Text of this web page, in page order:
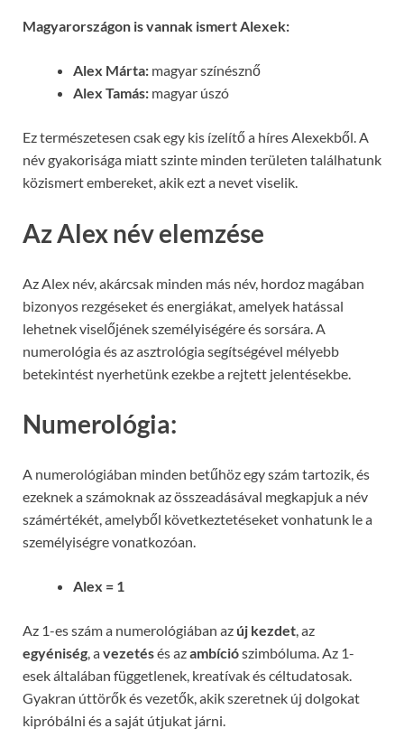
Magyarországon is vannak ismert Alexek:
Alex Márta: magyar színésznő
Alex Tamás: magyar úszó
Ez természetesen csak egy kis ízelítő a híres Alexekből. A
név gyakorisága miatt szinte minden területen találhatunk
közismert embereket, akik ezt a nevet viselik.
Az Alex név elemzése
Az Alex név, akárcsak minden más név, hordoz magában
bizonyos rezgéseket és energiákat, amelyek hatással
lehetnek viselőjének személyiségére és sorsára. A
numerológia és az asztrológia segítségével mélyebb
betekintést nyerhetünk ezekbe a rejtett jelentésekbe.
Numerológia:
A numerológiában minden betűhöz egy szám tartozik, és
ezeknek a számoknak az összeadásával megkapjuk a név
számértékét, amelyből következtetéseket vonhatunk le a
személyiségre vonatkozóan.
Alex = 1
Az 1-es szám a numerológiában az új kezdet, az
egyéniség, avezetésés azambíciószimbóluma. Az 1-
esek általában függetlenek, kreatívak és céltudatosak.
Gyakran úttörők és vezetők, akik szeretnek új dolgokat
kipróbálni és a saját útjukat járni.